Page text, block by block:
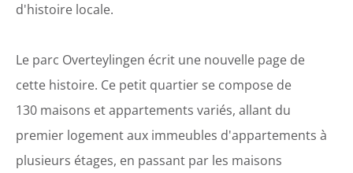
d'histoire locale.
Le parc Overteylingen écrit une nouvelle page de
cette histoire. Ce petit quartier se compose de
130 maisons et appartements variés, allant du
premier logement aux immeubles d'appartements à
plusieurs étages, en passant par les maisons